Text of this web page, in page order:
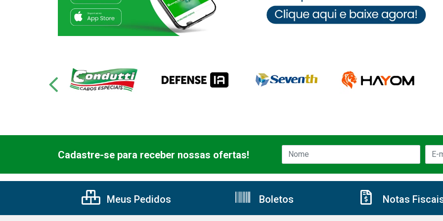
Cadastre-se para receber nossas ofertas!
Meus Pedidos Boletos Notas